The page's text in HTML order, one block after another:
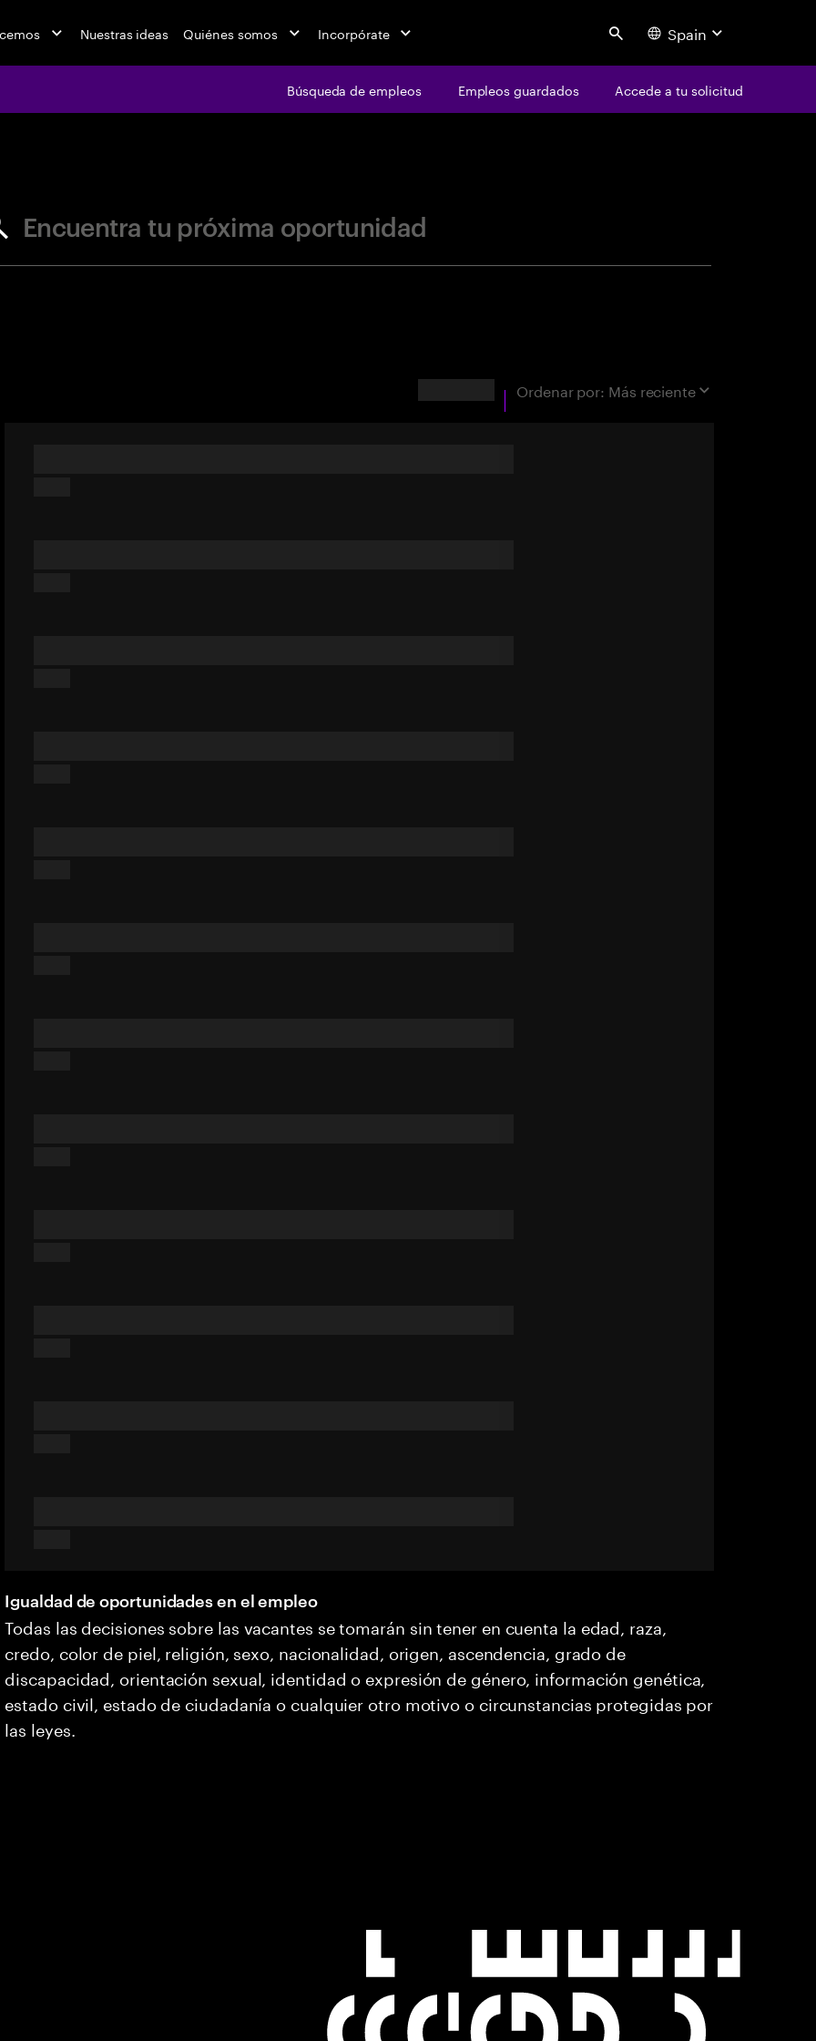
Nuestras ideas Quiénes somos Incorpórate Search Spain
Búsqueda de empleos Empleos guardados Accede a tu solicitud
Encuentra tu próxima oportunidad
Ordenar por: Más reciente
Igualdad de oportunidades en el empleo
Todas las decisiones sobre las vacantes se tomarán sin tener en cuenta la edad, raza,
credo, color de piel, religión, sexo, nacionalidad, origen, ascendencia, grado de
discapacidad, orientación sexual, identidad o expresión de género, información genética,
estado civil, estado de ciudadanía o cualquier otro motivo o circunstancias protegidas por
las leyes.